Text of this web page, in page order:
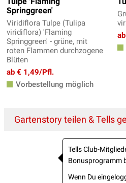
Springgreen'
Viridiflora Tulpe (Tulipa
viridiflora) 'Flaming
Springgreen' - grüne, mit
roten Flammen durchzogene
Blüten
ab € 1,49/Pfl.
Vorbestellung möglich
Gartenstory teilen & Tells
Tells Club-
Bonusprogramm
Wenn Du